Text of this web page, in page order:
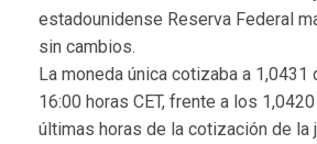
estadounidense Reserva Federal
sin cambios.
La moneda única cotizaba a
16:00 horas CET, frente a los
últimas horas de la cotización de la